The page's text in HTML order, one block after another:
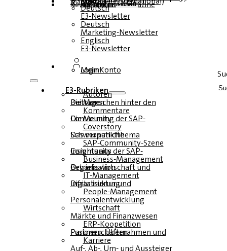
hier abonnieren
für Abonnenten
kostenfreie Magazine
Newsletter
Deutsch
E3-Newsletter
Deutsch
Marketing-Newsletter
Englisch
E3-Newsletter
Login
Mein Konto
E3-Rubriken
Autoren
Die Menschen hinter den Beiträgen
Kommentare
Die Meinung der SAP-Community
Coverstory
Das monatliche Schwerpunktthema
SAP-Community-Szene
Insights aus der SAP-Community
Business-Management
Betriebswirtschaft und Organisation
IT-Management
Infrastruktur und Digitalisierung
People-Management
Personalentwicklung
Wirtschaft
Märkte und Finanzwesen
ERP-Koopetition
Fusionen, Übernahmen und Partnerschaften
Karriere
Auf-, Ab-, Um- und Aussteiger